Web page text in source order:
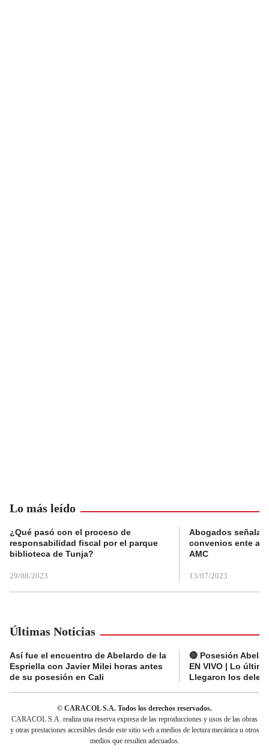
Lo más leído
¿Qué pasó con el proceso de
responsabilidad fiscal por el parque
biblioteca de Tunja?
29/08/2023
Abogados
convenios ente
AMC
13/07/2023
Últimas Noticias
Así fue el encuentro de Abelardo de la
Espriella con Javier Milei horas antes
de su posesión en Cali
🔴 Posesión
EN VIVO | Lo
Llegaron los
© CARACOL S.A. Todos los derechos reservados.
CARACOL S.A. realiza una reserva expresa de las reproducciones y usos de las obras
y otras prestaciones accesibles desde este sitio web a medios de lectura mecánica u otros
medios que resulten adecuados.